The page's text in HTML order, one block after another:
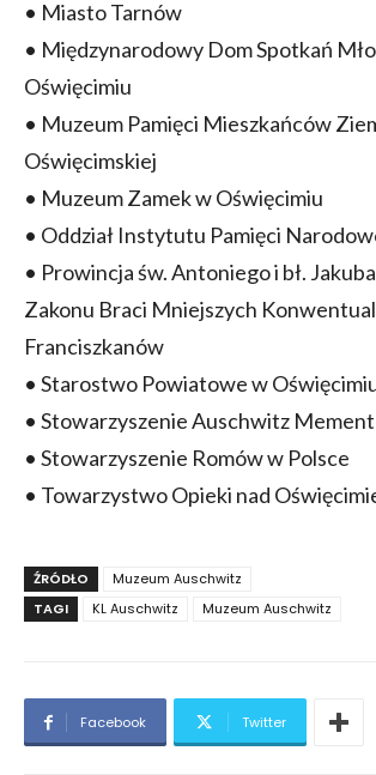
• Miasto Tarnów
• Międzynarodowy Dom Spotkań
Oświęcimiu
• Muzeum Pamięci Mieszkańców
Oświęcimskiej
• Muzeum Zamek w Oświęcimiu
• Oddział Instytutu Pamięci
• Prowincja św. Antoniego i bł.
Zakonu Braci Mniejszych
Franciszkanów
• Starostwo Powiatowe w
• Stowarzyszenie Auschwitz
• Stowarzyszenie Romów w Polsce
• Towarzystwo Opieki nad
ŹRÓDŁO
Muzeum Auschwitz
TAGI
KL Auschwitz Muzeum Auschwitz
Facebook Twitter